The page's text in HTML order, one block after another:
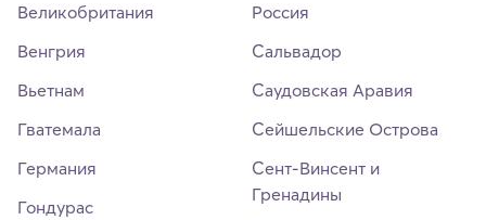
Великобритания
Венгрия
Вьетнам
Гватемала
Германия
Гондурас
Россия
Сальвадор
Саудовская Аравия
Сейшельские Острова
Сент-Винсент и
Гренадины